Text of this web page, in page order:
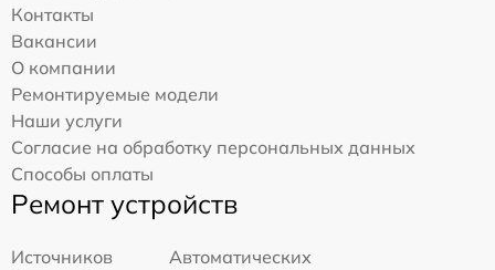
Контакты
Вакансии
О компании
Ремонтируемые модели
Наши услуги
Согласие на обработку персональных данных
Способы оплаты
Ремонт устройств
Источников
Автоматических